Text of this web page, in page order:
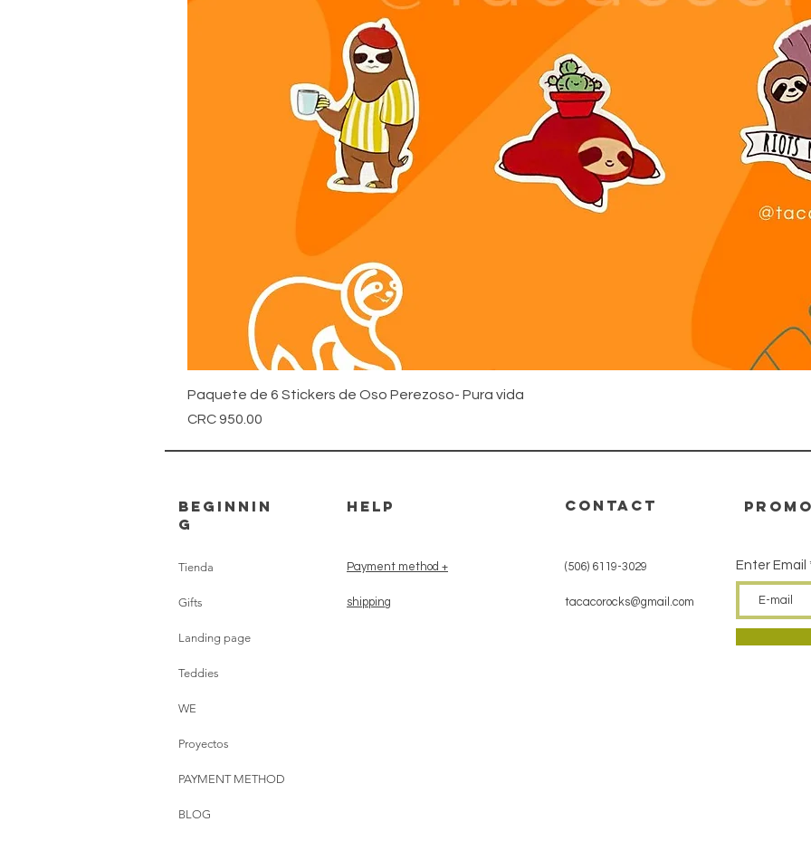
Paquete de 6 Stickers de Oso Perezoso- Pura vida
Price
CRC 950.00
beginnin
g
Tienda
Gifts
Landing page
Teddies
WE
Proyectos
PAYMENT METHOD
BLOG
HELP
Payment method +
shipping
CONTACT
(506) 6119-3029
tacacorocks@gmail.com
Enter Email